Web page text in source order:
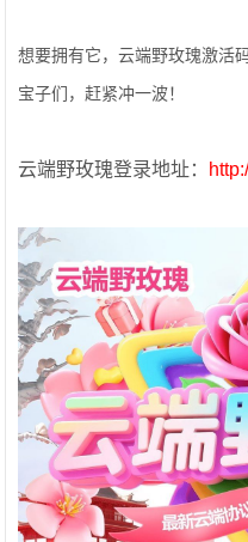
想要拥有它，云端野玫瑰激活
宝子们，赶紧冲一波！
云端野玫瑰登录地址：